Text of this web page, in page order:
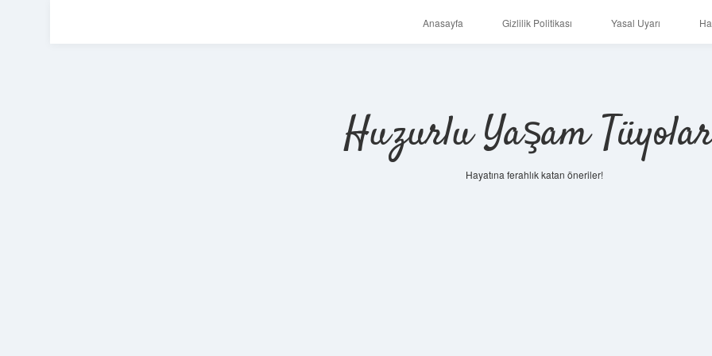
Anasayfa Gizlilik Politikası Yasal Uyarı
Huzurlu Yaşam
Hayatına ferahlık katan öneriler!